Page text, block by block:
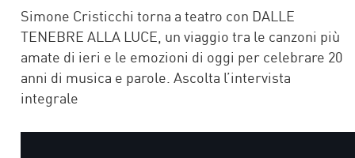
Simone Cristicchi torna a teatro con DALLE
TENEBRE ALLA LUCE, un viaggio tra le canzoni più
amate di ieri e le emozioni di oggi per celebrare 20
anni di musica e parole. Ascolta l’intervista
integrale